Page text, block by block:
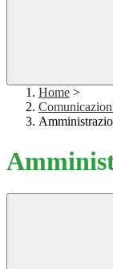
Home >